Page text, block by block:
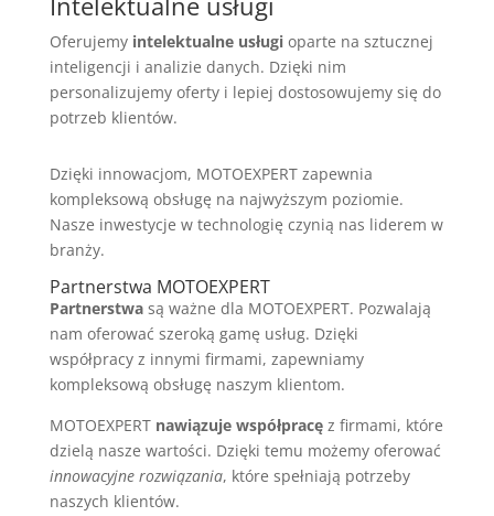
Oferujemy intelektualne usługioparte na sztucznej
inteligencji i analizie danych. Dzięki nim
personalizujemy oferty i lepiej dostosowujemy się do
potrzeb klientów.
Dzięki innowacjom, MOTOEXPERT zapewnia
kompleksową obsługę na najwyższym poziomie.
Nasze inwestycje w technologię czynią nas liderem w
branży.
Partnerstwa MOTOEXPERT
Partnerstwasą ważne dla MOTOEXPERT. Pozwalają
nam oferować szeroką gamę usług. Dzięki
współpracy z innymi firmami, zapewniamy
kompleksową obsługę naszym klientom.
MOTOEXPERT nawiązuje współpracęz firmami, które
dzielą nasze wartości. Dzięki temu możemy oferować
innowacyjne rozwiązania, które spełniają potrzeby
naszych klientów.